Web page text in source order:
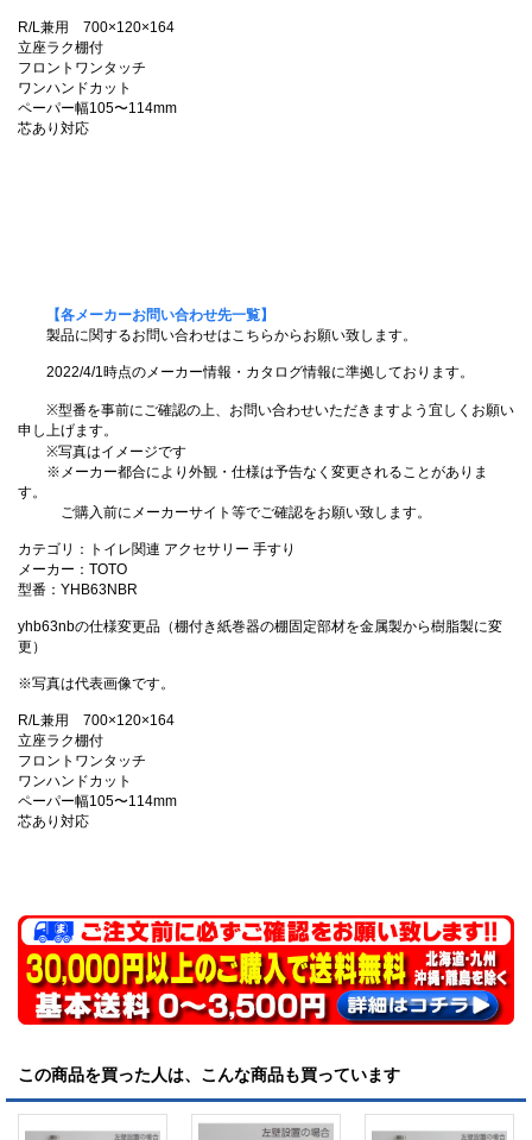
R/L兼用 700×120×164
立座ラク棚付
フロントワンタッチ
ワンハンドカット
ペーパー幅105〜114mm
芯あり対応
【各メーカーお問い合わせ先一覧】
製品に関するお問い合わせはこちらからお願い致します。
2022/4/1時点のメーカー情報・カタログ情報に準拠しております。
※型番を事前にご確認の上、お問い合わせいただきますよう宜しくお願い
申し上げます。
※写真はイメージです
※メーカー都合により外観・仕様は予告なく変更されることがありま
す。
ご購入前にメーカーサイト等でご確認をお願い致します。
カテゴリ：トイレ関連 アクセサリー 手すり
メーカー：TOTO
型番：YHB63NBR
yhb63nbの仕様変更品（棚付き紙巻器の棚固定部材を金属製から樹脂製に変
更）
※写真は代表画像です。
R/L兼用 700×120×164
立座ラク棚付
フロントワンタッチ
ワンハンドカット
ペーパー幅105〜114mm
芯あり対応
この商品を買った人は、こんな商品も買っています